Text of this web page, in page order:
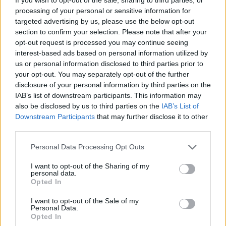
processing of your personal or sensitive information for
targeted advertising by us, please use the below opt-out
section to confirm your selection. Please note that after your
opt-out request is processed you may continue seeing
interest-based ads based on personal information utilized by
us or personal information disclosed to third parties prior to
your opt-out. You may separately opt-out of the further
disclosure of your personal information by third parties on the
IAB’s list of downstream participants. This information may
also be disclosed by us to third parties on the IAB’s List of
Downstream Participants that may further disclose it to other
Personal Data Processing Opt Outs
I want to opt-out of the Sharing of my
personal data.
Opted In
I want to opt-out of the Sale of my
Personal Data.
Opted In
Comentari:
Deseu el meu nom, el correu electrònic i el lloc web en
Captcha10 - 5 = ?
characters